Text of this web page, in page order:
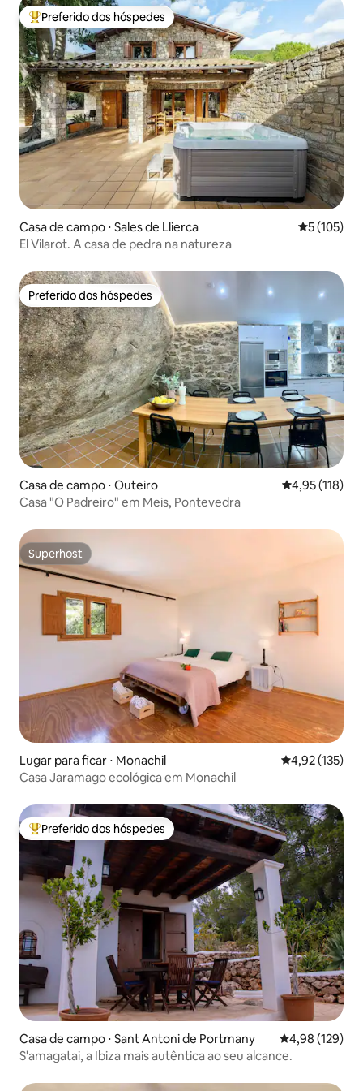
Entre os melhores preferidos dos hóspedes
Preferido dos hóspedes
Casa de campo ⋅ Sales de Llierca 5 de uma
5 (105)
El Vilarot. A casa de pedra na natureza
Preferido dos hóspedes
Preferido dos hóspedes
Casa de campo ⋅ Outeiro 4,95 de uma
4,95 (118)
Casa "O Padreiro" em Meis, Pontevedra
Superhost
Superhost
Lugar para ficar ⋅ Monachil 4,92 de uma
4,92 (135)
Casa Jaramago ecológica em Monachil
Entre os melhores preferidos dos hóspedes
Preferido dos hóspedes
Casa de campo ⋅ Sant Antoni de Portmany 4,98 de uma
4,98 (129)
S'amagatai, a Ibiza mais autêntica ao seu alcance.